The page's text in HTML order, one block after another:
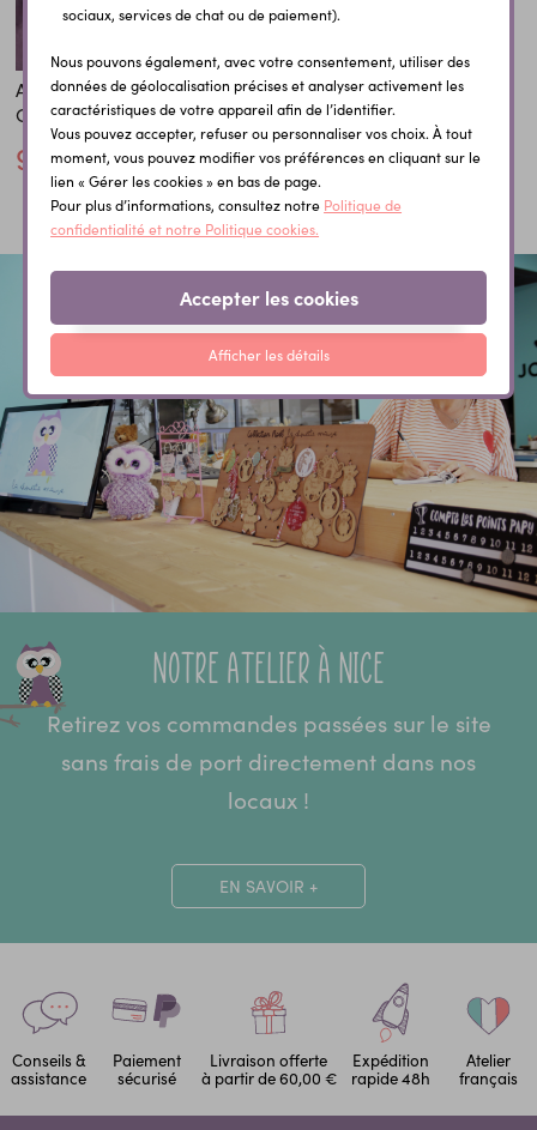
Attache tétine Bamboo
Chat
9,00 €
Notre atelier à Nice
Retirez vos commandes passées sur le site
sans frais de port directement dans nos
locaux !
EN SAVOIR +
Conseils &
assistance
Paiement
sécurisé
Livraison offerte
à partir de 60,00 €
Expédition
rapide 48h
Atelier
français
sociaux, services de chat ou de paiement).
Nous pouvons également, avec votre consentement, utiliser des
données de géolocalisation précises et analyser activement les
caractéristiques de votre appareil afin de l’identifier.
Vous pouvez accepter, refuser ou personnaliser vos choix. À tout
moment, vous pouvez modifier vos préférences en cliquant sur le
lien « Gérer les cookies » en bas de page.
Pour plus d’informations, consultez notre Politique de
confidentialité et notre Politique cookies.
Accepter les cookies
Afficher les détails